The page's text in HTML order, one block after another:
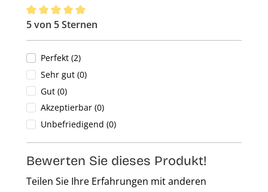
Durchschnittliche Bewertung von 5 von 5 Sternen
5 von 5 Sternen
Perfekt (2)
Sehr gut (0)
Gut (0)
Akzeptierbar (0)
Unbefriedigend (0)
Bewerten Sie dieses Produkt!
Teilen Sie Ihre Erfahrungen mit anderen